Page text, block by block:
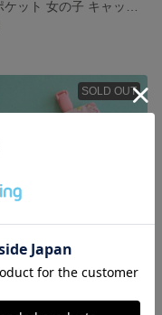
SOLD OUT
移動ポケット 女の子 リボン パープル